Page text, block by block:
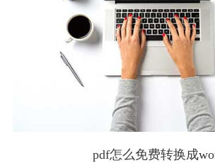
pdf怎么免费转换成